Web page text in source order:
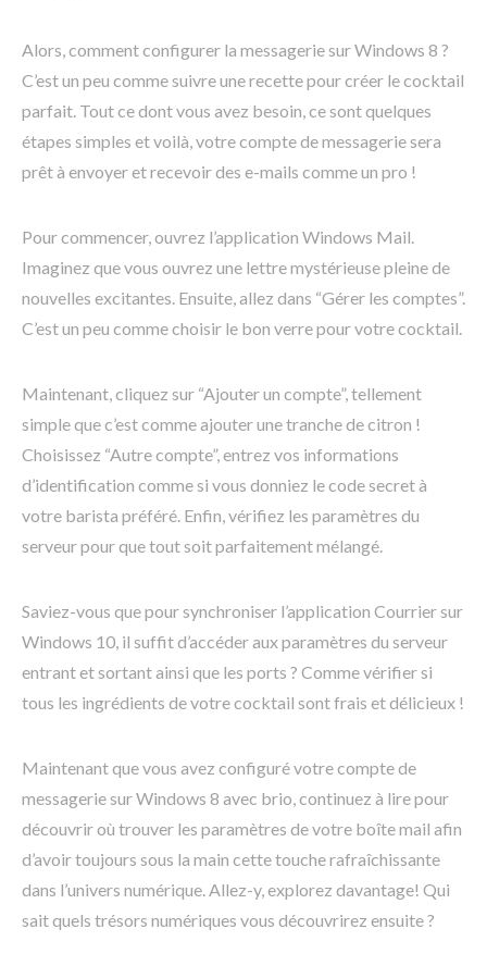
Alors, comment configurer la messagerie sur Windows 8 ?
C’est un peu comme suivre une recette pour créer le cocktail
parfait. Tout ce dont vous avez besoin, ce sont quelques
étapes simples et voilà, votre compte de messagerie sera
prêt à envoyer et recevoir des e-mails comme un pro !
Pour commencer, ouvrez l’application Windows Mail.
Imaginez que vous ouvrez une lettre mystérieuse pleine de
nouvelles excitantes. Ensuite, allez dans “Gérer les comptes”.
C’est un peu comme choisir le bon verre pour votre cocktail.
Maintenant, cliquez sur “Ajouter un compte”, tellement
simple que c’est comme ajouter une tranche de citron !
Choisissez “Autre compte”, entrez vos informations
d’identification comme si vous donniez le code secret à
votre barista préféré. Enfin, vérifiez les paramètres du
serveur pour que tout soit parfaitement mélangé.
Saviez-vous que pour synchroniser l’application Courrier sur
Windows 10, il suffit d’accéder aux paramètres du serveur
entrant et sortant ainsi que les ports ? Comme vérifier si
tous les ingrédients de votre cocktail sont frais et délicieux !
Maintenant que vous avez configuré votre compte de
messagerie sur Windows 8 avec brio, continuez à lire pour
découvrir où trouver les paramètres de votre boîte mail afin
d’avoir toujours sous la main cette touche rafraîchissante
dans l’univers numérique. Allez-y, explorez davantage! Qui
sait quels trésors numériques vous découvrirez ensuite ?